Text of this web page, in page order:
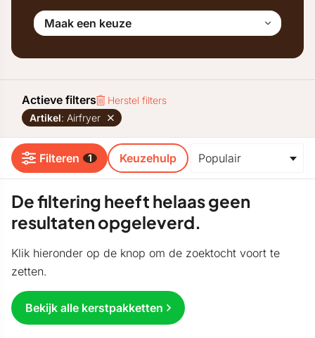
Maak een keuze
Actieve filters
Herstel filters
Artikel: Airfryer
Filteren 1 Keuzehulp
De filtering heeft helaas geen
resultaten opgeleverd.
Klik hieronder op de knop om de zoektocht voort te
zetten.
Bekijk alle kerstpakketten